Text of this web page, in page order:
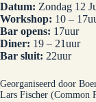
Datum: Zondag 12
Workshop: 10 –
Bar opens: 17uur
Diner: 19 – 21uur
Bar sluit: 22uur
Georganiseerd door
Lars Fischer (Common